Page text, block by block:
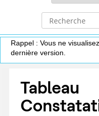
Rappel : Vous ne
dernière version.
Tableau